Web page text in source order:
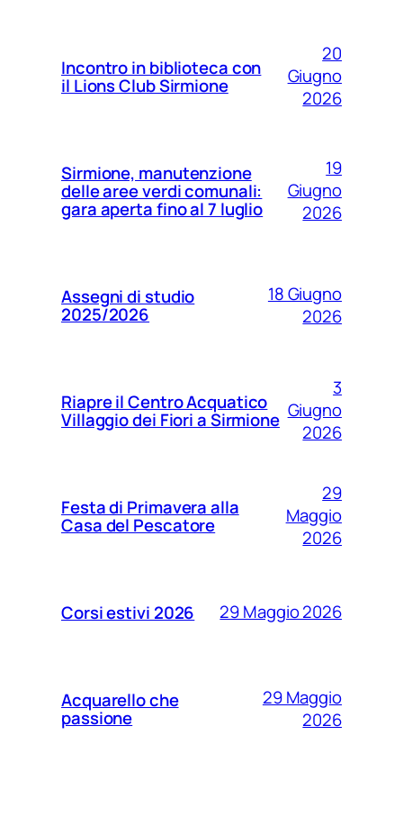
Incontro in biblioteca con
il Lions Club Sirmione
20
Giugno
2026
Sirmione, manutenzione
delle aree verdi comunali:
gara aperta fino al 7 luglio
19
Giugno
2026
Assegni di studio
2025/2026
18 Giugno
2026
Riapre il Centro Acquatico
Villaggio dei Fiori a Sirmione
3
Giugno
2026
Festa di Primavera alla
Casa del Pescatore
29
Maggio
2026
Corsi estivi 2026 29 Maggio 2026
Acquarello che
passione
29 Maggio
2026